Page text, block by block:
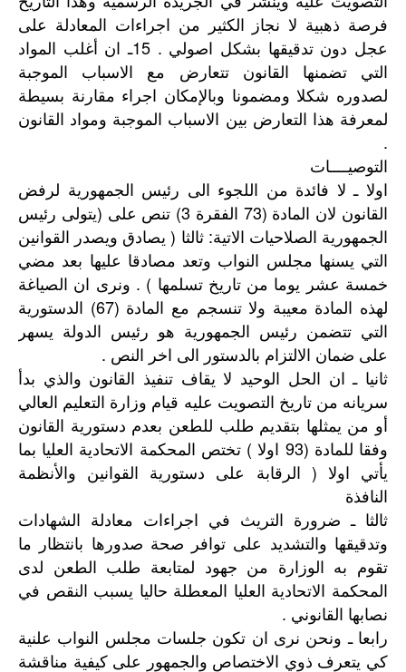
فرصة ذهبية لا نجاز الكثير من اجراءات المعادلة على
عجل دون تدقيقها بشكل اصولي . 15ـ ان أغلب المواد
التي تضمنها القانون تتعارض مع الاسباب الموجبة
لصدوره شكلا ومضمونا وبالإمكان اجراء مقارنة بسيطة
لمعرفة هذا التعارض بين الاسباب الموجبة ومواد القانون
.
التوصيــــات
اولا ـ لا فائدة من اللجوء الى رئيس الجمهورية لرفض
القانون لان المادة (73 الفقرة 3) تنص على (يتولى رئيس
الجمهورية الصلاحيات الاتية: ثالثا ( يصادق ويصدر القوانين
التي يسنها مجلس النواب وتعد مصادقا عليها بعد مضي
خمسة عشر يوما من تاريخ تسلمها ) . ونرى ان الصياغة
لهذه المادة معيبة ولا تنسجم مع المادة (67) الدستورية
التي تتضمن رئيس الجمهورية هو رئيس الدولة يسهر
على ضمان الالتزام بالدستور الى اخر النص .
ثانيا ـ ان الحل الوحيد لا يقاف تنفيذ القانون والذي بدأ
سريانه من تاريخ التصويت عليه قيام وزارة التعليم العالي
أو من يمثلها بتقديم طلب للطعن بعدم دستورية القانون
وفقا للمادة (93 اولا ) تختص المحكمة الاتحادية العليا بما
يأتي اولا ( الرقابة على دستورية القوانين والأنظمة
النافذة
ثالثا ـ ضرورة التريث في اجراءات معادلة الشهادات
وتدقيقها والتشديد على توافر صحة صدورها بانتظار ما
تقوم به الوزارة من جهود لمتابعة طلب الطعن لدى
المحكمة الاتحادية العليا المعطلة حاليا يسبب النقص في
نصابها القانوني .
رابعا ـ ونحن نرى ان تكون جلسات مجلس النواب علنية
كي يتعرف ذوي الاختصاص والجمهور على كيفية مناقشة